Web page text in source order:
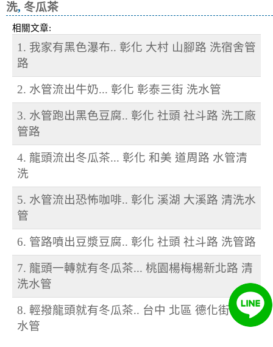
洗, 冬瓜茶
相關文章:
1. 我家有黑色瀑布.. 彰化 大村 山腳路 洗宿舍管
路
2. 水管流出牛奶... 彰化 彰泰三街 洗水管
3. 水管跑出黑色豆腐.. 彰化 社頭 社斗路 洗工廠
管路
4. 龍頭流出冬瓜茶... 彰化 和美 道周路 水管清
洗
5. 水管流出恐怖咖啡.. 彰化 溪湖 大溪路 清洗水
管
6. 管路噴出豆漿豆腐.. 彰化 社頭 社斗路 洗管路
7. 龍頭一轉就有冬瓜茶... 桃園楊梅楊新北路 清
洗水管
8. 輕撥龍頭就有冬瓜茶.. 台中 北區 德化街 清洗
水管